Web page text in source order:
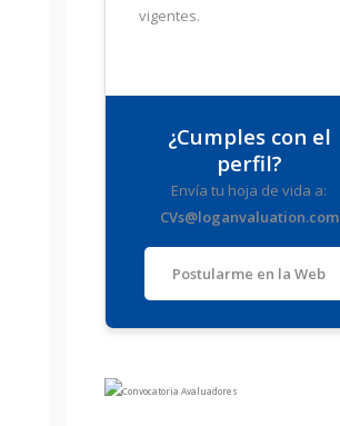
vigentes.
¿Cumples con el
perfil?
Envía tu hoja de vida a:
CVs@loganvaluation.com
Postularme en la Web